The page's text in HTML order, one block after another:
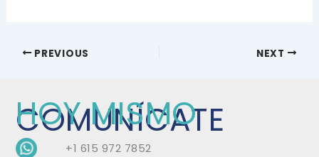
PREVIOUS NEXT
COMUNÍCATE
HOY MISMO
+1 615 972 7852